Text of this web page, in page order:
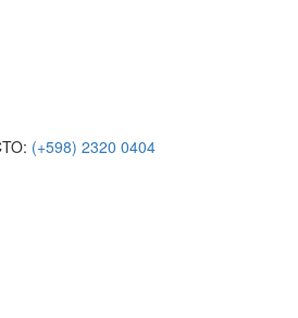
(+598) 2320 0404